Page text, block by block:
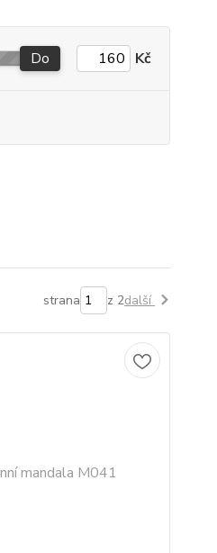
Do Kč
strana z 2další